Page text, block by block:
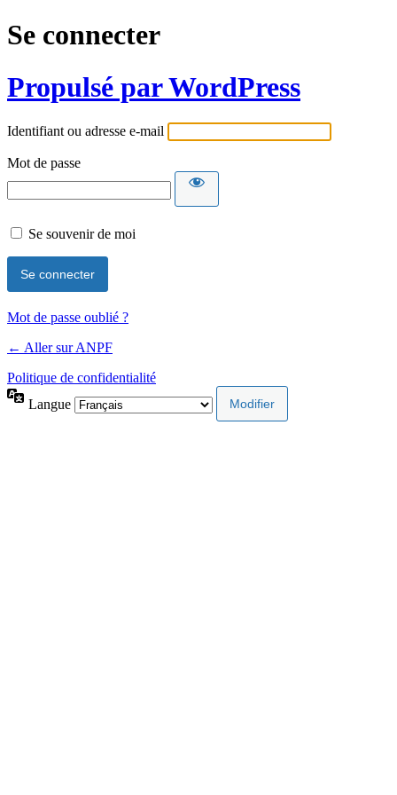
Se connecter
Propulsé par WordPress
Identifiant ou adresse e-mail
Mot de passe
Se souvenir de moi
Mot de passe oublié ?
← Aller sur ANPF
Politique de confidentialité
Langue